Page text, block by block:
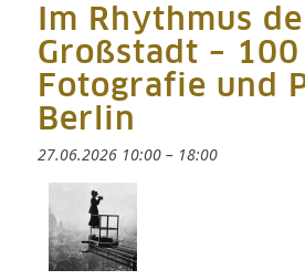
Im Rhythmus
Großstadt –
Fotografie und
Berlin
27.06.2026 10:00– 18:00